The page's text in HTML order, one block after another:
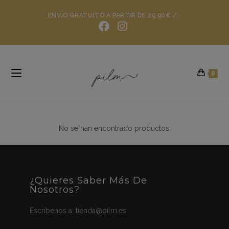
ENVÍO GRATUITO A PARTIR DE 29,90€ / .
0
No se han encontrado productos.
¿Quieres Saber Más De
Nosotros?
Escríbenos a:tienda@pilm.es